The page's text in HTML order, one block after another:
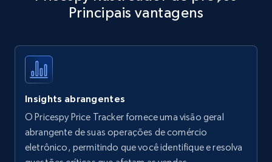
Title, Seller name, Brand, Description, Initial
35.2K+
Amazon products - find products by using
upc numbers
Principais vantagens
Insights abrangentes
O Pricespy Price Tracker fornece uma visão geral
abrangente de suas operações de comércio
eletrônico, permitindo que você identifique e resolva